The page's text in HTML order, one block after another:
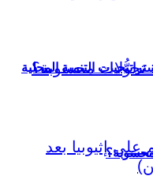
محسوبة؟
التنمية المحلية